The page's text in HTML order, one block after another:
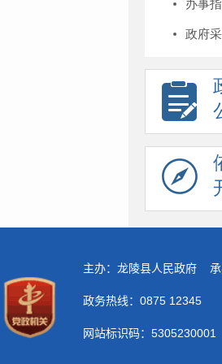
办事
政府